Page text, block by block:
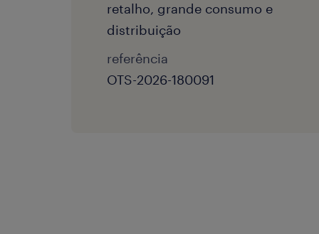
retalho, grande consumo e
distribuição
referência
OTS-2026-180091